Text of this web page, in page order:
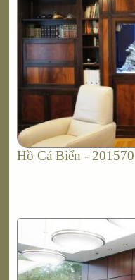
Hồ Cá Biển - 201570